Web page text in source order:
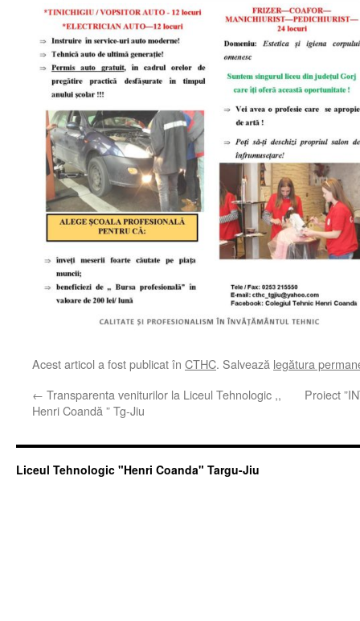
Acest articol a fost publicat în CTHC. Salvează legătura
← Transparenta veniturilor la Liceul Tehnologic ,,
Henri Coandă ” Tg-Jiu
Proiect
Liceul Tehnologic "Henri Coanda" Targu-Jiu